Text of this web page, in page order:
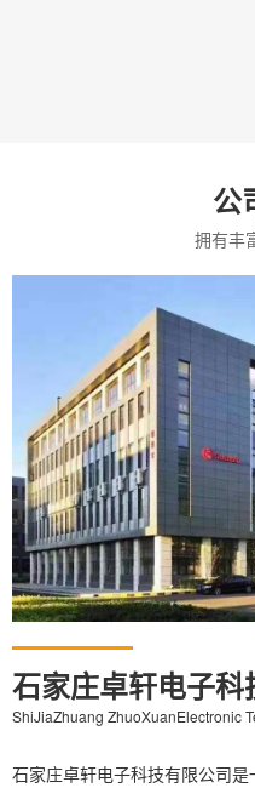
公
拥有丰
石家庄卓轩电子科
ShiJiaZhuang ZhuoXuanElectronic
石家庄卓轩电子科技有限公司